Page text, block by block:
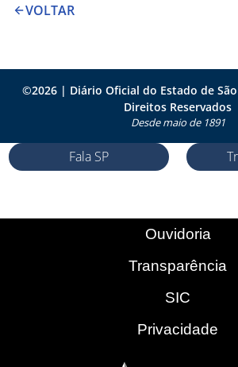
VOLTAR
©2026 | Diário Oficial do Estado de
Direitos Reservados
Desde maio de 1891
Fala SP
Ouvidoria
Transparência
SIC
Privacidade